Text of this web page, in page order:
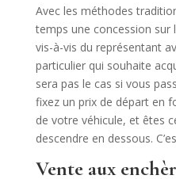
Avec les méthodes
temps une concession sur
vis-à-vis du représentant
particulier qui souhaite
sera pas le cas si vous
fixez un prix de départ en
de votre véhicule, et êtes
descendre en dessous.
Vente aux